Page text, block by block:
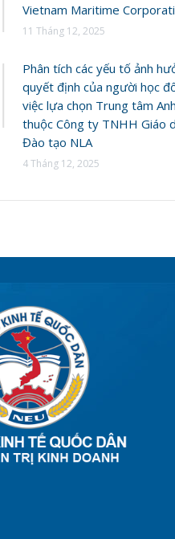
Vietnam Maritime
11 Tháng 12, 2025
Phân tích các yếu tố ảnh
quyết định của người học
việc lựa chọn Trung tâm
thuộc Công ty TNHH Giáo
Đào tạo NLA
4 Tháng 12, 2025